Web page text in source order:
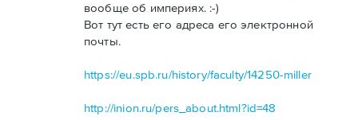
вообще об империях. :-)
Вот тут есть его адреса его электронной
почты.
https://eu.spb.ru/history/faculty/14250-miller
http://inion.ru/pers_about.html?id=48